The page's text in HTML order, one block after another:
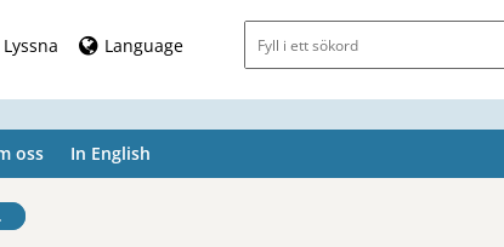
Lyssna Language Sökfält
oss In English